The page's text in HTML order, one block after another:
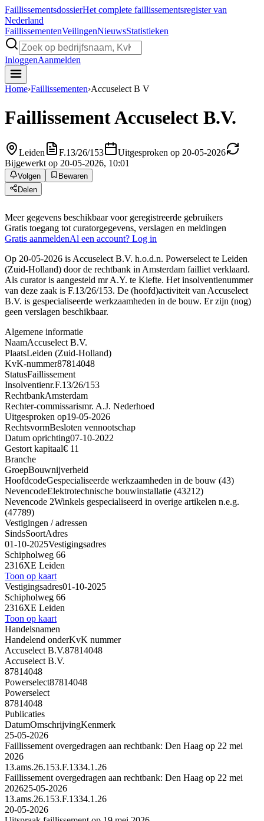
FaillissementsdossierHet complete faillissementsregister van
Nederland
FaillissementenVeilingenNieuwsStatistieken
InloggenAanmelden
Home›Faillissementen›Accuselect B V
FaillissementAccuselect B.V.
Leiden F.13/26/153
Uitgesproken op 20-05-2026
Bijgewerkt op 20-05-2026, 10:01
Volgen
Bewaren
Delen
Meer gegevens beschikbaar voor geregistreerde gebruikers
Gratis toegang tot curatorgegevens, verslagen en meldingen
Gratis aanmeldenAl een account? Log in
Op 20-05-2026 is Accuselect B.V. h.o.d.n. Powerselect te Leiden
(Zuid-Holland) door de rechtbank in Amsterdam failliet verklaard.
Als curator is aangesteld mr A.Y. te Kiefte. Het insolventienummer
van deze zaak is F.13/26/153. De (hoofd)activiteit van Accuselect
B.V. is gespecialiseerde werkzaamheden in de bouw. Er zijn (nog)
geen verslagen beschikbaar.
Algemene informatie
NaamAccuselect B.V.
PlaatsLeiden (Zuid-Holland)
KvK-nummer87814048
StatusFaillissement
Insolventienr.F.13/26/153
RechtbankAmsterdam
Rechter-commissarismr. A.J. Nederhoed
Uitgesproken op19-05-2026
RechtsvormBesloten vennootschap
Datum oprichting07-10-2022
Gestort kapitaal€ 11
Branche
GroepBouwnijverheid
HoofdcodeGespecialiseerde werkzaamheden in de bouw (43)
NevencodeElektrotechnische bouwinstallatie (43212)
Nevencode 2Winkels gespecialiseerd in overige artikelen n.e.g.
(47789)
Vestigingen / adressen
SindsSoortAdres
01-10-2025Vestigingsadres
Schipholweg 66
2316XE Leiden
Toon op kaart
Vestigingsadres01-10-2025
Schipholweg 66
2316XE Leiden
Toon op kaart
Handelsnamen
Handelend onderKvK nummer
Accuselect B.V.87814048
Accuselect B.V.
87814048
Powerselect87814048
Powerselect
87814048
Publicaties
DatumOmschrijvingKenmerk
25-05-2026
Faillissement overgedragen aan rechtbank: Den Haag op 22 mei
2026
13.ams.26.153.F.1334.1.26
Faillissement overgedragen aan rechtbank: Den Haag op 22 mei
202625-05-2026
13.ams.26.153.F.1334.1.26
20-05-2026